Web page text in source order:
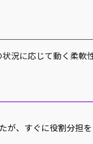
況に応じて動く柔軟
が、すぐに役割分担を